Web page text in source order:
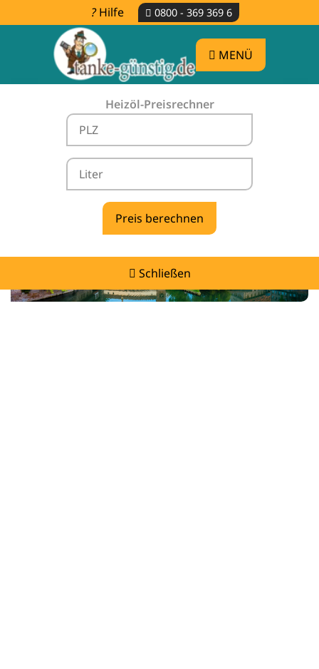
Hilfe 0800 - 369 369 6
MENÜ
Heizöl-Preisrechner
Schließen
Heizölpreise Winkelhaid -
vergleichen & günstig tanken